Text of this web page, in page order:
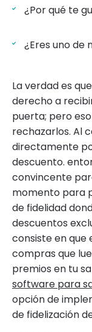
¿Por qué te
¿Eres uno de
La verdad es
derecho a
puerta; pero
rechazarlos. Al
directamente
descuento.
convincente
momento para
de fidelidad
descuentos
consiste en que
compras que
premios en tu
software para
opción de
de fidelización